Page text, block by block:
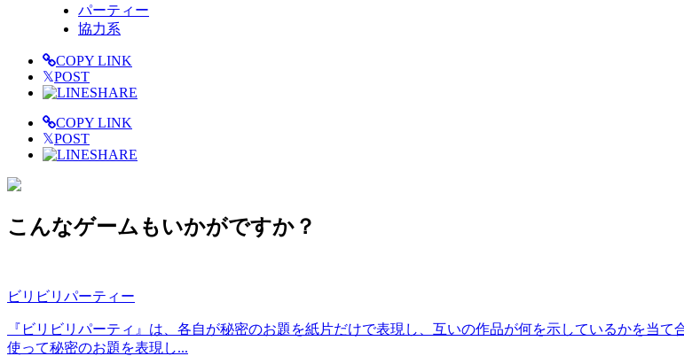
パーティー
協力系
COPY LINK
𝕏POST
SHARE
COPY LINK
𝕏POST
SHARE
こんなゲームもいかがですか？
ビリビリパーティー
『ビリビリパーティ』は、各自が秘密のお題を紙片だけで表現し、互いの作品が何を示しているかを当
使って秘密のお題を表現し...